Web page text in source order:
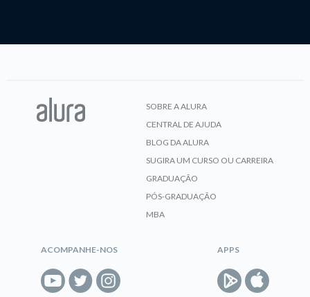
SOBRE A ALURA
CENTRAL DE AJUDA
BLOG DA ALURA
SUGIRA UM CURSO OU CARREIRA
GRADUAÇÃO
PÓS-GRADUAÇÃO
MBA
ACOMPANHE-NOS APPS